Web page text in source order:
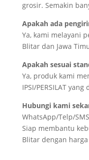
grosir. Semakin
Apakah ada
Ya, kami melayani
Blitar dan Jawa
Apakah sesuai
Ya, produk kami
IPSI/PERSILAT
Hubungi kami
WhatsApp/Telp/
Siap membantu
Blitar dengan